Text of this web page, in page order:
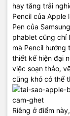
hay tăng trải
Pencil của Apple
Pen của
phablet cũng chỉ
mà Pencil hướng
thiết kế hiện đại
việc soạn thảo,
cũng khó có thể
Riêng ở điểm